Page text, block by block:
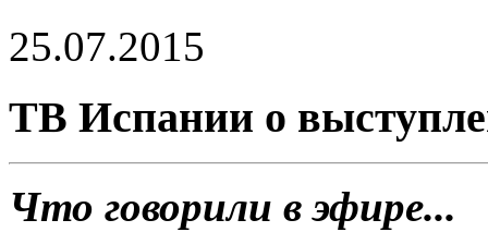
25.07.2015
TB Испании о
Что говорили в эфире...